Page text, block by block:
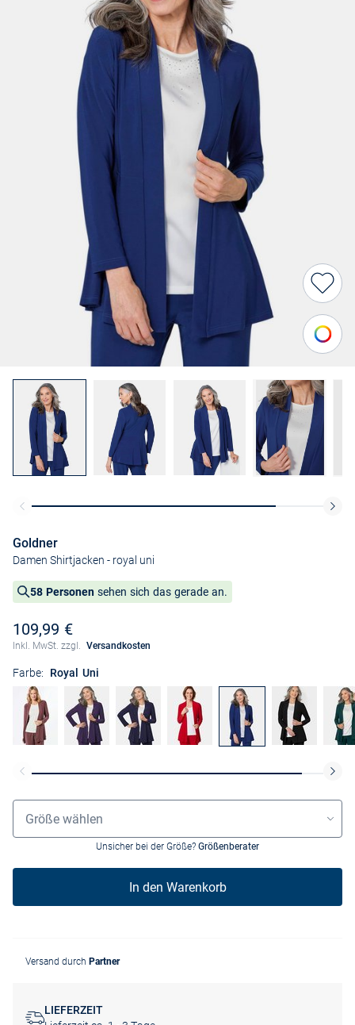
Goldner
Damen Shirtjacken - royal uni
58 Personen sehen sich das gerade an.
109,99 €
Inkl. MwSt. zzgl. Versandkosten
Farbe: Royal Uni
Grössenauswahl
Größe wählen
Unsicher bei der Größe? Größenberater
In den Warenkorb
Versand durch Partner
LIEFERZEIT